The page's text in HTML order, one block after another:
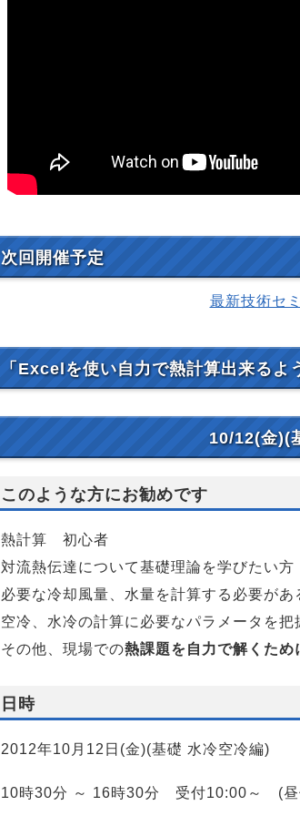
次回開催予定
最新技術セ
「Excelを使い自力で熱計算出来るよ
10/12(金)(
このような方にお勧めです
熱計算 初心者
対流熱伝達について基礎理論を学びたい方
必要な冷却風量、水量を計算する必要があ
空冷、水冷の計算に必要なパラメータを把
その他、現場での熱課題を自力で解くため
日時
2012年10月12日(金)(基礎 水冷空冷編)
10時30分 ～ 16時30分 受付10:00～ (昼